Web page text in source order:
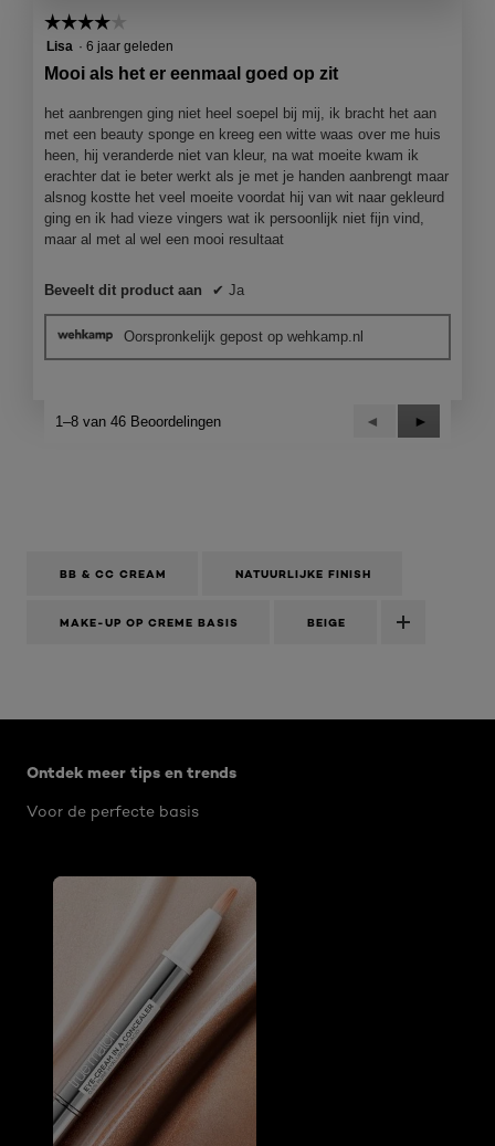
☆☆☆☆☆
☆☆☆☆☆
4
sterren.
Lisa · 6 jaar geleden
Mooi als het er eenmaal goed op zit
het aanbrengen ging niet heel soepel bij mij, ik bracht het aan
met een beauty sponge en kreeg een witte waas over me huis
heen, hij veranderde niet van kleur, na wat moeite kwam ik
erachter dat ie beter werkt als je met je handen aanbrengt maar
alsnog kostte het veel moeite voordat hij van wit naar gekleurd
ging en ik had vieze vingers wat ik persoonlijk niet fijn vind,
maar al met al wel een mooi resultaat
Beveelt dit product aan ✔ Ja
Oorspronkelijk gepost op wehkamp.nl
1–8 van 46 Beoordelingen
Vorige
Reviews
◄
Volgende
Reviews
►
BB & CC CREAM NATUURLIJKE FINISH
MAKE-UP OP CREME BASIS BEIGE
Ontdek meer tips en trends
Voor de perfecte basis